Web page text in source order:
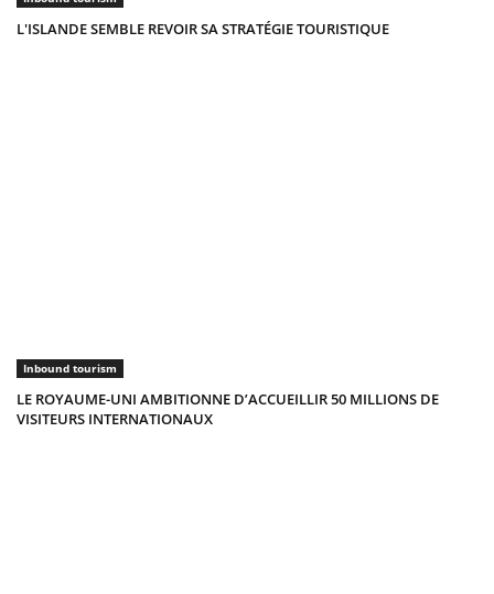
L'ISLANDE SEMBLE REVOIR SA STRATÉGIE TOURISTIQUE
Inbound tourism
LE ROYAUME-UNI AMBITIONNE D’ACCUEILLIR 50 MILLIONS DE
VISITEURS INTERNATIONAUX